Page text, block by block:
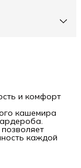
и комфорт
кашемира
каждой